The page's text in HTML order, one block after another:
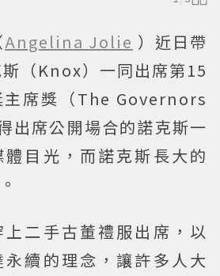
Angelina Jolie ）近日帶
（Knox）一同出席第15
主席獎（The Governors
出席公開場合的諾克斯一
目光，而諾克斯長大的
二手古董禮服出席，以
續的理念，讓許多人大